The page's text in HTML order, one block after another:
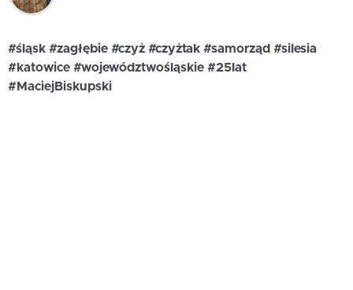
#śląsk #zagłębie #czyż #czyżtak #samorząd #silesia
#katowice #województwośląskie #25lat
#MaciejBiskupski